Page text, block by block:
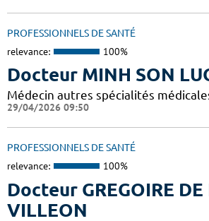
PROFESSIONNELS DE SANTÉ
relevance: 100%
Docteur MINH SON
Médecin autres spécialités
29/04/2026 09:50
PROFESSIONNELS DE SANTÉ
relevance: 100%
Docteur GREGOIRE DE
VILLEON